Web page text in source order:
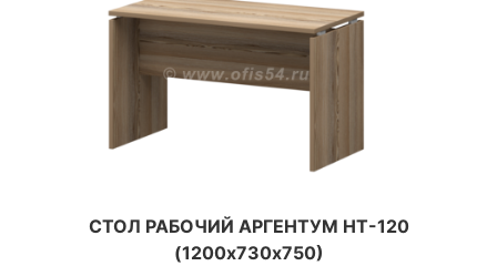
СТОЛ РАБОЧИЙ АРГЕНТУМ НТ-120
(1200х730х750)